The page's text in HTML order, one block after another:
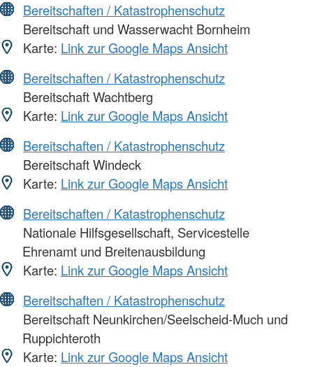
Bereitschaften / Katastrophenschutz
Bereitschaft und Wasserwacht Bornheim
Karte: Link zur Google Maps Ansicht
Bereitschaften / Katastrophenschutz
Bereitschaft Wachtberg
Karte: Link zur Google Maps Ansicht
Bereitschaften / Katastrophenschutz
Bereitschaft Windeck
Karte: Link zur Google Maps Ansicht
Bereitschaften / Katastrophenschutz
Nationale Hilfsgesellschaft, Servicestelle
Ehrenamt und Breitenausbildung
Karte: Link zur Google Maps Ansicht
Bereitschaften / Katastrophenschutz
Bereitschaft Neunkirchen/Seelscheid-Much und
Ruppichteroth
Karte: Link zur Google Maps Ansicht